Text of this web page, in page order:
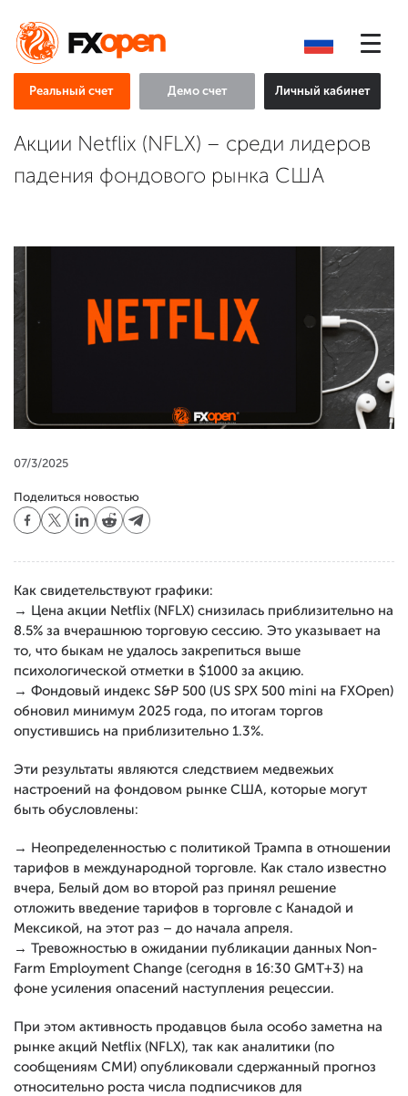
Реальный счет Демо счет Личный кабинет
Акции Netflix (NFLX) – среди лидеров
падения фондового рынка США
07/3/2025
Поделиться новостью
Как свидетельствуют графики:
→ Цена акции Netflix (NFLX) снизилась приблизительно на
8.5% за вчерашнюю торговую сессию. Это указывает на
то, что быкам не удалось закрепиться выше
психологической отметки в $1000 за акцию.
→ Фондовый индекс S&P 500 (US SPX 500 mini на FXOpen)
обновил минимум 2025 года, по итогам торгов
опустившись на приблизительно 1.3%.
Эти результаты являются следствием медвежьих
настроений на фондовом рынке США, которые могут
быть обусловлены:
→ Неопределенностью с политикой Трампа в отношении
тарифов в международной торговле. Как стало известно
вчера, Белый дом во второй раз принял решение
отложить введение тарифов в торговле с Канадой и
Мексикой, на этот раз – до начала апреля.
→ Тревожностью в ожидании публикации данных Non-
Farm Employment Change (сегодня в 16:30 GMT+3) на
фоне усиления опасений наступления рецессии.
При этом активность продавцов была особо заметна на
рынке акций Netflix (NFLX), так как аналитики (по
сообщениям СМИ) опубликовали сдержанный прогноз
относительно роста числа подписчиков для